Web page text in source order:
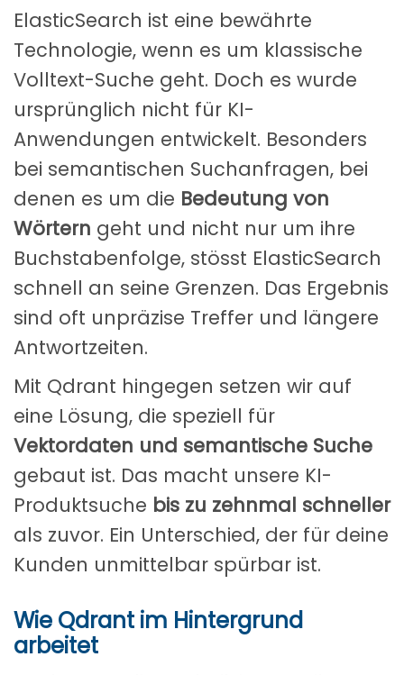
ElasticSearch ist eine bewährte
Technologie, wenn es um klassische
Volltext-Suche geht. Doch es wurde
ursprünglich nicht für KI-
Anwendungen entwickelt. Besonders
bei semantischen Suchanfragen, bei
denen es um die Bedeutung von
Wörtern geht und nicht nur um ihre
Buchstabenfolge, stösst ElasticSearch
schnell an seine Grenzen. Das Ergebnis
sind oft unpräzise Treffer und längere
Antwortzeiten.
Mit Qdrant hingegen setzen wir auf
eine Lösung, die speziell für
Vektordaten und semantische Suche
gebaut ist. Das macht unsere KI-
Produktsuche bis zu zehnmal schneller
als zuvor. Ein Unterschied, der für deine
Kunden unmittelbar spürbar ist.
Wie Qdrant im Hintergrund
arbeitet